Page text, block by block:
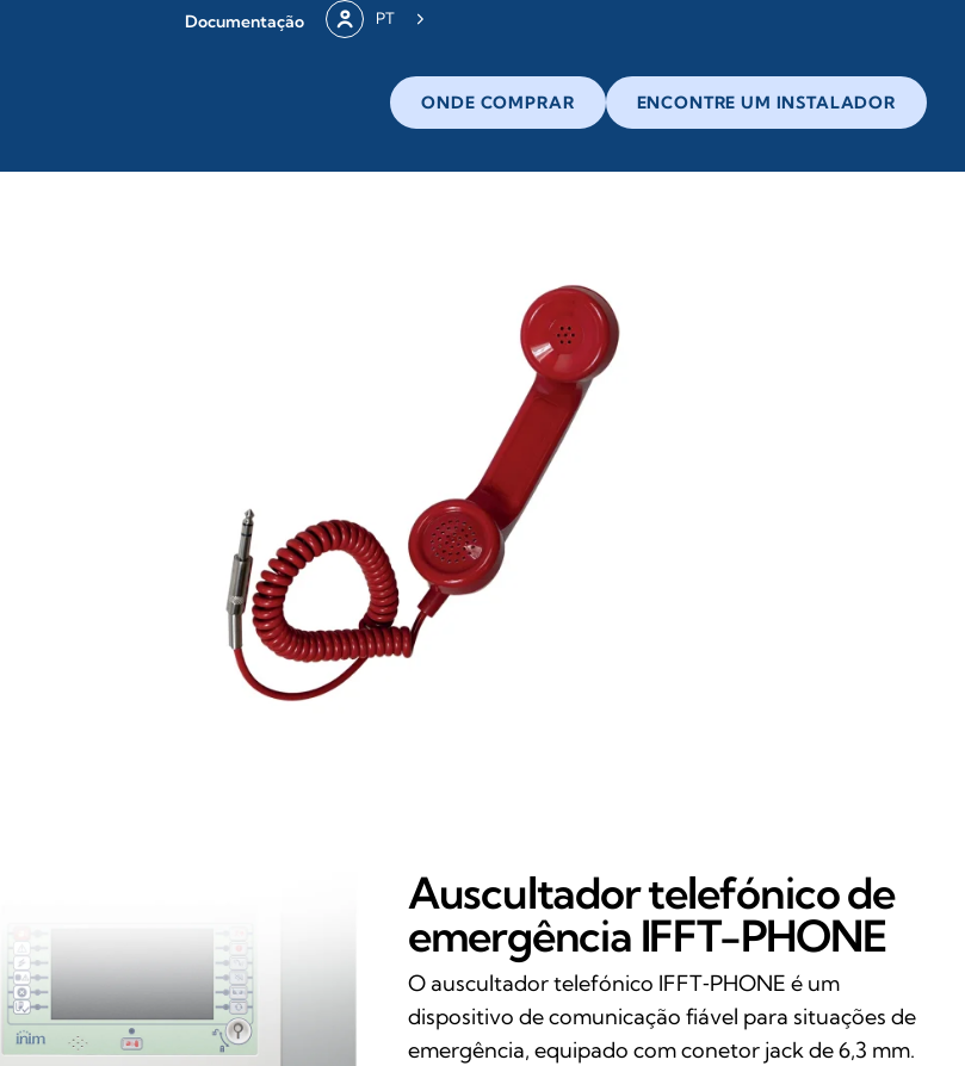
Documentação PT
ONDE COMPRAR ENCONTRE UM INSTALADOR
Auscultador telefónico de
emergência IFFT-PHONE
O auscultador telefónico IFFT‑PHONE é um
dispositivo de comunicação fiável para situações de
emergência, equipado com conetor jack de 6,3 mm.